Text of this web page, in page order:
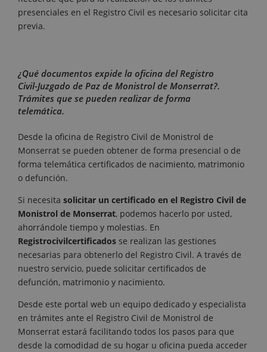
presenciales en el Registro Civil es necesario solicitar cita
previa.
¿Qué documentos expide la oficina del Registro
Civil-Juzgado de Paz de Monistrol de Monserrat?.
Trámites que se pueden realizar de forma
telemática.
Desde la oficina de Registro Civil de Monistrol de
Monserrat se pueden obtener de forma presencial o de
forma telemática certificados de nacimiento, matrimonio
o defunción.
Si necesita solicitar un certificado en el Registro Civil de
Monistrol de Monserrat, podemos hacerlo por usted,
ahorrándole tiempo y molestias. En
Registrocivilcertificados se realizan las gestiones
necesarias para obtenerlo del Registro Civil. A través de
nuestro servicio, puede solicitar certificados de
defunción, matrimonio y nacimiento.
Desde este portal web un equipo dedicado y especialista
en trámites ante el Registro Civil de Monistrol de
Monserrat estará facilitando todos los pasos para que
desde la comodidad de su hogar u oficina pueda acceder